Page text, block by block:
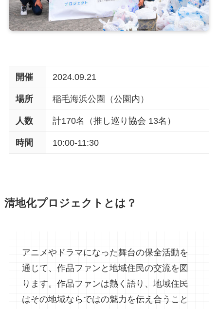
開催 2024.09.21
場所 稲毛海浜公園（公園内）
人数 計170名（推し巡り協会 13名）
時間 10:00-11:30
清地化プロジェクトとは？
アニメやドラマになった舞台の保全活動を
通じて、作品ファンと地域住民の交流を図
ります。作品ファンは熱く語り、地域住民
はその地域ならではの魅力を伝え合うこと